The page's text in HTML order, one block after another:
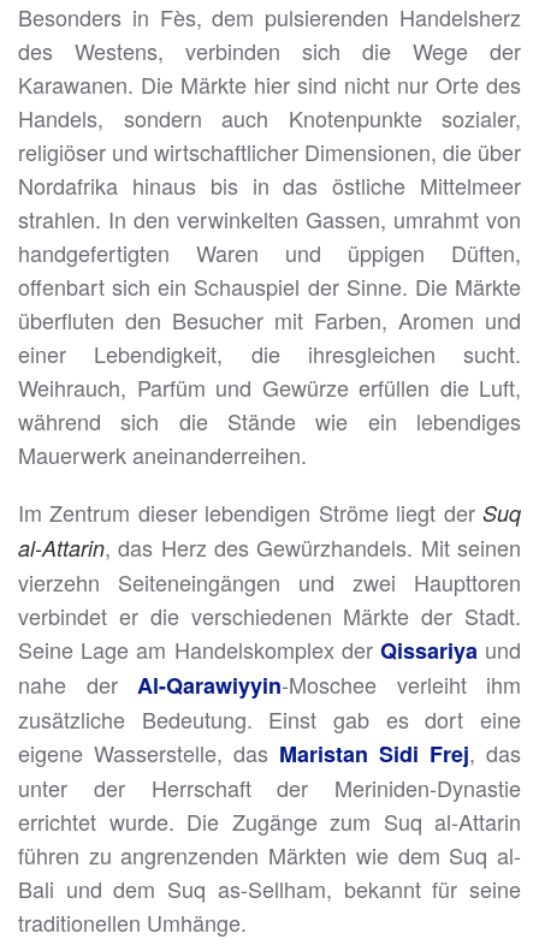
Besonders in Fès, dem pulsierenden Handelsherz
des Westens, verbinden sich die Wege der
Karawanen. Die Märkte hier sind nicht nur Orte des
Handels, sondern auch Knotenpunkte sozialer,
religiöser und wirtschaftlicher Dimensionen, die über
Nordafrika hinaus bis in das östliche Mittelmeer
strahlen. In den verwinkelten Gassen, umrahmt von
handgefertigten Waren und üppigen Düften,
offenbart sich ein Schauspiel der Sinne. Die Märkte
überfluten den Besucher mit Farben, Aromen und
einer Lebendigkeit, die ihresgleichen sucht.
Weihrauch, Parfüm und Gewürze erfüllen die Luft,
während sich die Stände wie ein lebendiges
Mauerwerk aneinanderreihen.
Im Zentrum dieser lebendigen Ströme liegt der Suq
al-Attarin, das Herz des Gewürzhandels. Mit seinen
vierzehn Seiteneingängen und zwei Haupttoren
verbindet er die verschiedenen Märkte der Stadt.
Seine Lage am Handelskomplex der Qissariya und
nahe der
Al-Qarawiyyin-Moschee verleiht ihm
zusätzliche Bedeutung. Einst gab es dort eine
eigene Wasserstelle, das Maristan Sidi Frej, das
unter der Herrschaft der Meriniden-Dynastie
errichtet wurde. Die Zugänge zum Suq al-Attarin
führen zu angrenzenden Märkten wie dem Suq al-
Bali und dem Suq as-Sellham, bekannt für seine
traditionellen Umhänge.